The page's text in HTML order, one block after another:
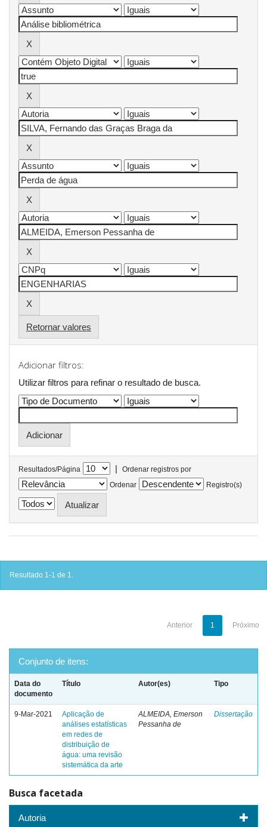
Retornar valores
Adicionar filtros:
Utilizar filtros para refinar o resultado de busca.
Resultados/Página |
Ordenar registros por
Ordenar
Registro(s)
Resultado 1-1 de 1.
Anterior 1 Próximo
Conjunto de itens:
Data do
documento
Título Autor(es) Tipo
9-Mar-2021
Aplicação de
análises estatísticas
em redes de
distribuição de
água: uma revisão
sistemática da arte
ALMEIDA, Emerson
Pessanha de
Dissertação
Busca facetada
Autoria